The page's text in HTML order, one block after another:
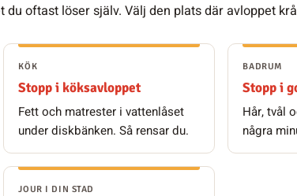
oftast löser själv. Välj den plats där avloppet
KÖK
Stopp i köksavloppet
Fett och matrester i vattenlåset
under diskbänken. Så rensar du.
BADRUM
Stopp i
Hår, tvål
några
JOUR I DIN STAD